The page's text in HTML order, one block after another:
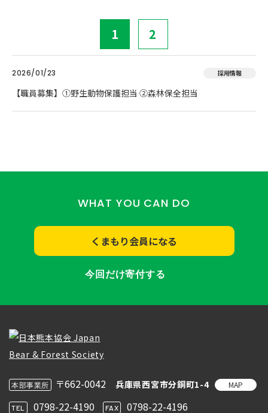
1 2
2026/01/23 採用情報
【職員募集】①野生動物保護担当 ②森林保全担当
WHAT YOU CAN DO
くまもり会員になる
今回だけ寄付する
本部事業所 〒662-0042 兵庫県西宮市分銅町1-4 MAP
TEL 0798-22-4190 FAX 0798-22-4196